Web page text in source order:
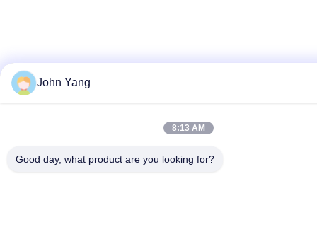
John Yang
8:13 AM
Good day, what product are you looking for?